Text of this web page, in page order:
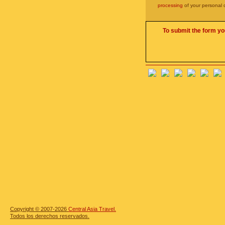
processing of your personal
To submit the form
Copyright © 2007-2026 Central Asia Travel.
Todos los derechos reservados.